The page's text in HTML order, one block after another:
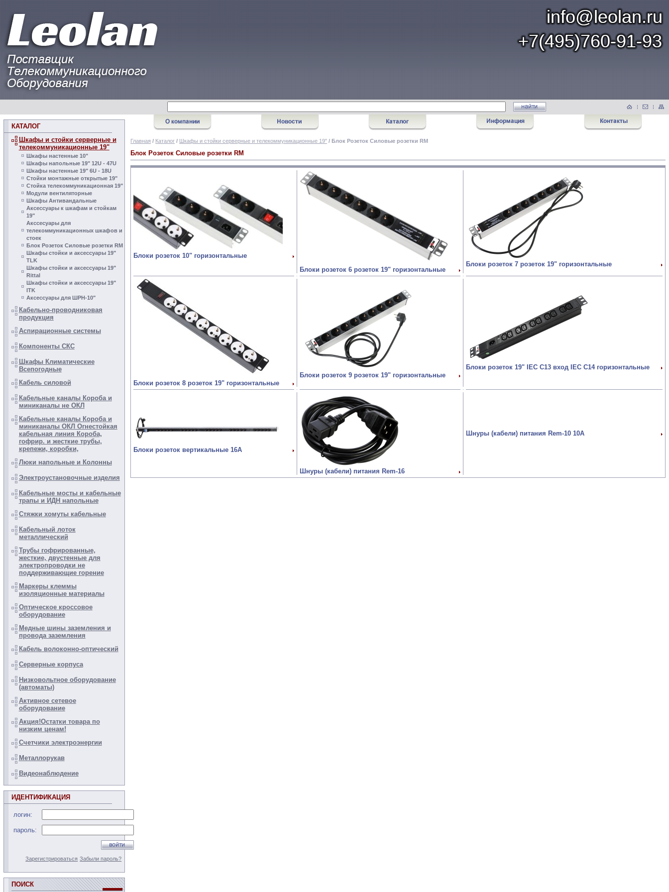
КАТАЛОГ
Шкафы и стойки серверные и
телекоммуникационные 19"
Шкафы настенные 10"
Шкафы напольные 19" 12U - 47U
Шкафы настенные 19" 6U - 18U
Стойки монтажные открытые 19"
Стойка телекоммуникационная 19"
Модули вентиляторные
Шкафы Антивандальные
Аксессуары к шкафам и стойкам
19"
Акссесуары для
телекоммуникационных шкафов и
cтоек
Блок Розеток Силовые розетки RM
Шкафы стойки и аксесcуары 19"
TLK
Шкафы стойки и аксессуары 19"
Rittal
Шкафы стойки и аксесcуары 19"
ITK
Аксессуары для ШРН-10"
Кабельно-проводниковая
продукция
Аспирационные системы
Компоненты СКС
Шкафы Климатические
Всепогодные
Кабель силовой
Кабельные каналы Короба и
миниканалы не ОКЛ
Кабельные каналы Короба и
миниканалы ОКЛ Огнестойкая
кабельная линия Короба,
гофрир. и жесткие трубы,
крепежи, коробки,
Люки напольные и Колонны
Электроустановочные изделия
Кабельные мосты и кабельные
трапы и ИДН напольные
Стяжки хомуты кабельные
Кабельный лоток
металлический
Трубы гофрированные,
жесткие, двустенные для
электропроводки не
поддерживающие горение
Маркеры клеммы
изоляционные материалы
Оптическое кроссовое
оборудование
Медные шины заземления и
провода заземления
Кабель волоконно-оптический
Серверные корпуса
Низковольтное оборудование
(автоматы)
Активное сетевое
оборудование
Акция!Остатки товара по
низким ценам!
Счетчики электроэнергии
Металлорукав
Видеонаблюдение
ИДЕНТИФИКАЦИЯ
логин:
пароль:
Зарегистрироваться Забыли пароль?
ПОИСК
Главная / Каталог / Шкафы и стойки серверные и телекоммуникационные 19" / Блок Розеток Силовые розетки RM
Блок Розеток Силовые розетки RM
Блоки розеток 10" горизонтальные
Блоки розеток 6 розеток 19" горизонтальные
Блоки розеток 7 розеток 19" горизонтальные
Блоки розеток 8 розеток 19" горизонтальные
Блоки розеток 9 розеток 19" горизонтальные
Блоки розеток 19" IEC C13 вход IEC C14 горизонтальные
Блоки розеток вертикальные 16А
Шнуры (кабели) питания Rem-16
Шнуры (кабели) питания Rem-10 10А